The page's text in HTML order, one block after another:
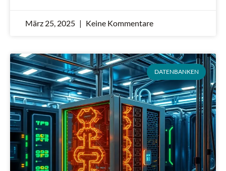
März 25, 2025 Keine Kommentare
DATENBANKEN